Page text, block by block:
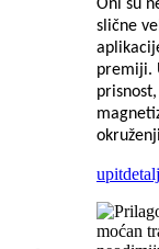
Oni su
slične
premiji.
upitdetalj